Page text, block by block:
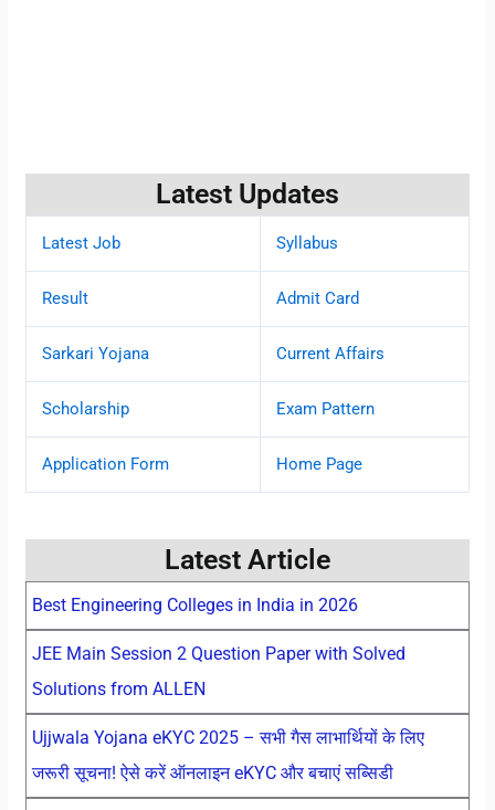
Latest Updates
Latest Job Syllabus
Result Admit Card
Sarkari Yojana Current Affairs
Scholarship Exam Pattern
Application Form Home Page
Latest Article
Best Engineering Colleges in India in 2026
JEE Main Session 2 Question Paper with Solved
Solutions from ALLEN
Ujjwala Yojana eKYC 2025 – सभी गैस लाभार्थियों के लिए
जरूरी सूचना! ऐसे करें ऑनलाइन eKYC और बचाएं सब्सिडी